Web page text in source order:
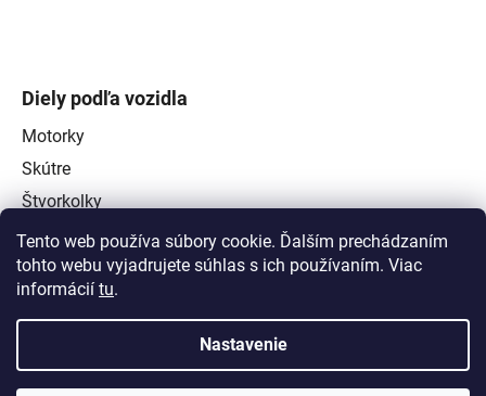
Tento web používa súbory cookie. Ďalším prechádzaním
tohto webu vyjadrujete súhlas s ich používaním. Viac
informácií tu.
Nastavenie
Diely podľa vozidla
Motorky
Skútre
Štvorkolky